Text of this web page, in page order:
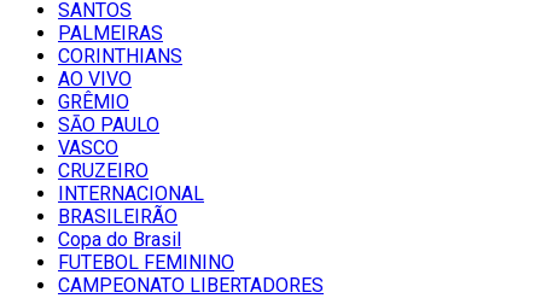
SANTOS
PALMEIRAS
CORINTHIANS
AO VIVO
GRÊMIO
SĀO PAULO
VASCO
CRUZEIRO
INTERNACIONAL
BRASILEIRÃO
Copa do Brasil
FUTEBOL FEMININO
CAMPEONATO LIBERTADORES